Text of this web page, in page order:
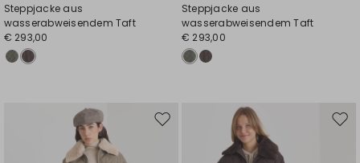
Steppjacke aus
wasserabweisendem Taft
€ 293,00
Steppjacke aus
wasserabweisendem Taft
€ 293,00
Auf
Auf